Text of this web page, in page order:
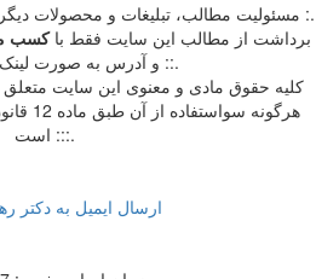
.: مسئوليت مطالب، تبليغات و محصولات ديگر سايتها به عهده خودشان است :.
.:: برداشت از مطالب اين سايت فقط باکسب
و آدرس به صورت لینک بلامانع است ::.
است :::.
ارسال ایمیل به دکتر